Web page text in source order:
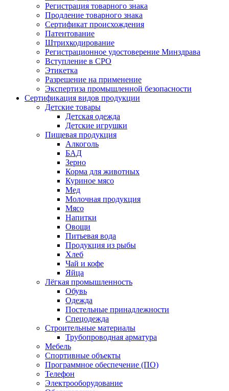
Регистрация товарного знака
Продление товарного знака
Сертификат происхождения
Патентование
Штрихкодирование
Регистрационное удостоверение Минздрава
Вступление в СРО
Этикетка
Разрешение на применение
Экспертиза промышленной безопасности
Сертификация видов продукции
Детские товары
Детская одежда
Детские игрушки
Пищевая продукция
Алкоголь
БАД
Зерно
Корма для животных
Куриное мясо
Мед
Молочная продукция
Мясо
Напитки
Овощи
Питьевая вода
Продукция из рыбы
Хлеб
Чай и кофе
Яйца
Лёгкая промышленность
Обувь
Одежда
Постельные принадлежности
Спецодежда
Строительные материалы
Трубопроводная арматура
Мебель
Спортивные объекты
Программное обеспечение (ПО)
Телефон
Электрооборудование